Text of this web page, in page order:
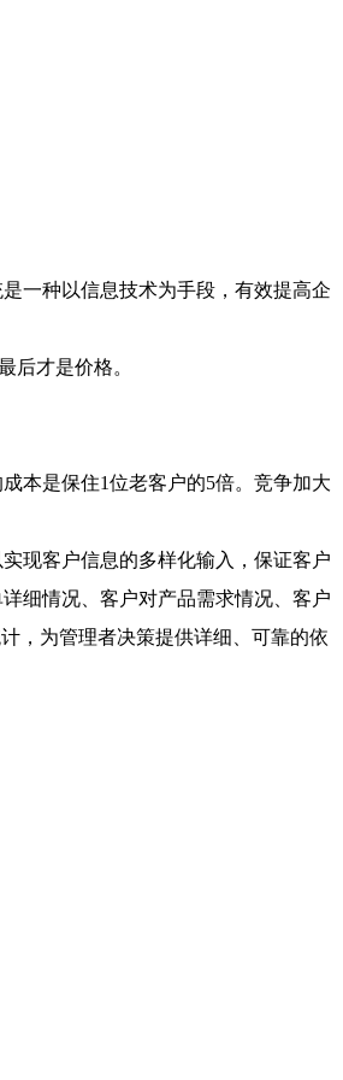
一种以信息技术为手段，有效提高企
才是价格。
本是保住1位老客户的5倍。竞争加大
现客户信息的多样化输入，保证客户
细情况、客户对产品需求情况、客户
，为管理者决策提供详细、可靠的依